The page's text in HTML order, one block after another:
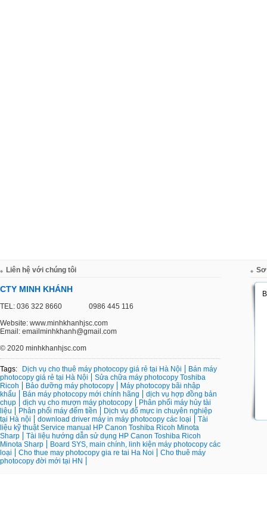
Liên hệ với chúng tôi
CTY MINH KHÁNH
TEL: 036 322 8660 0986 445 116
Website: www.minhkhanhjsc.com
Email: emailminhkhanh@gmail.com
© 2020 minhkhanhjsc.com
Tags: Dịch vụ cho thuê máy photocopy giá rẻ tại Hà Nội
Bán máy
photocopy giá rẻ tại Hà Nội
Sửa chữa máy photocopy Toshiba
Ricoh
Bảo dưỡng máy photocopy
Máy photocopy bãi nhập
khẩu
Bán máy photocopy mới chính hãng
dịch vụ hợp đồng bản
chụp
dịch vụ cho mượn máy photocopy
Phân phối máy hủy tài
liệu
Phân phối máy đếm tiền
Dịch vụ đổ mực in chuyên nghiệp
tại Hà nội
download driver máy in máy photocopy các loại
Tài
liệu kỹ thuật Service manual HP Canon Toshiba Ricoh Minota
Sharp
Tài liệu hướng dẫn sử dụng HP Canon Toshiba Ricoh
Minota Sharp
Board SYS, main chính, linh kiện máy photocopy các
loại
Cho thue may photocopy gia re tai Ha Noi
Cho thuê máy
photocopy đời mới tại HN